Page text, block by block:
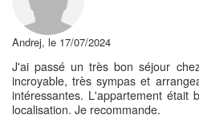
Andrej, le 17/07/2024
J'ai passé un très bon séjour
incroyable, très sympas et
intéressantes. L'appartement était
localisation. Je recommande.